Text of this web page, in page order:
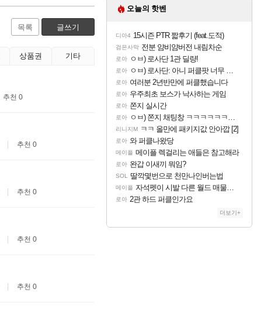
목록 글쓰기
상품권 기타
추천 0
추천 0
추천 0
추천 0
추천 0
오늘의 핫벤
디아4 15시즌 PTR 짧후기 (feat.도적)
검은사막 전분 얌비얌버전 내림차순
로아 ㅇㅂ) 로사단 1관 딜량!
로아 ㅇㅂ) 로사단: 아니 퍼클팟 너무 심하네 예의가 없어(?)
로아 여러분 2년반만에 퍼클했습니다
로아 우주최초 보스가 낙사하는 게임
로아 쫀지 실시간
로아 ㅇㅂ) 쫀지 채팅창 ㅋㅋㅋㅋㅋㅋㅋㅋㅋㅋㅋ
리니지M ㅋㅋ 올만에 패키지값 안아깝 [2]
로아 와 퍼클나왔당
메이플 메이플 렉걸리는 애들은 참고해라
로아 완갑 이새끼 뭐임?
SOL 딸깍몇번으로 천만나인버는법
메이플 자석펫이 시발 다른 월드 매물이 183억인데 우리 월드 걸 207억에 처올리면 관세 내고 183억짜릴 사지 시발놈아 관세 없이 사려고 검색했더니 관세 붙인 가격으로 팔고 있으면 좋다고 사겠냐 개놈새끼야
로아 2관 하드 퍼클인가요
더보기+